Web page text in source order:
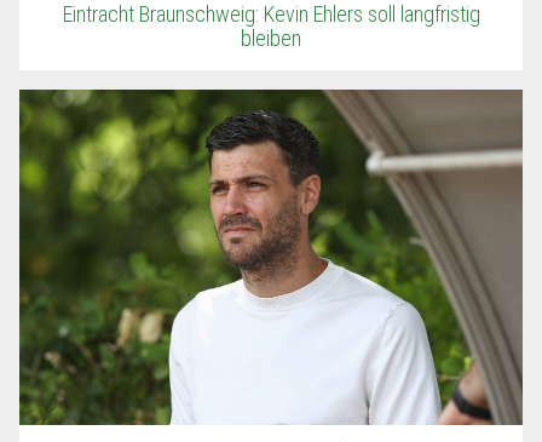
Eintracht Braunschweig: Kevin Ehlers soll langfristig
bleiben